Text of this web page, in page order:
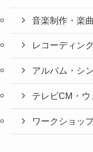
音楽制作・楽
レコーディン
アルバム・シ
テレビCM・ウ
ワークショッ